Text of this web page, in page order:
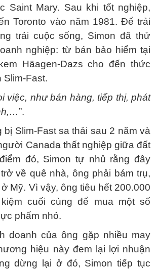
Saint Mary. Sau khi tốt nghiệp,
Toronto vào năm 1981. Để trải
trải cuộc sống, Simon đã thử
nghiệp: từ bán bảo hiểm tại
Häagen-Dazs cho đến thức
Slim-Fast.
việc, như bán hàng, tiếp thị, phát
”.
bị Slim-Fast sa thải sau 2 năm và
Canada thất nghiệp giữa đất
đó, Simon tự nhủ rằng đây
về quê nhà, ông phải bám trụ,
Mỹ. Vì vậy, ông tiêu hết 200.000
cuối cùng để mua một số
phẩm nhỏ.
doanh của ông gặp nhiều may
hiệu này đem lại lợi nhuận
dừng lại ở đó, Simon tiếp tục